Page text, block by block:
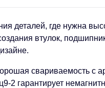
деталей, где нужна
втулок,
свариваемость с
2 гарантирует